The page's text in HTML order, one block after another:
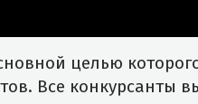
целью
Все конкурсанты